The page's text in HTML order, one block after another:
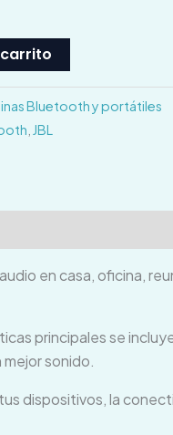
Bluetooth y portátiles
JBL
en casa, oficina,
principales se
sonido.
dispositivos, la